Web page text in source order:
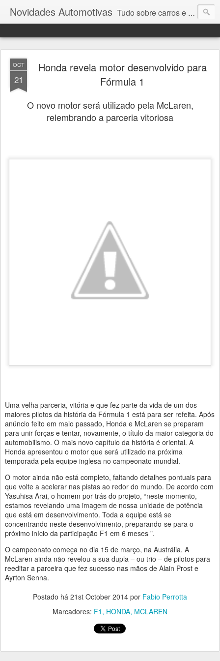
Novidades Automotivas Tudo sobre carros e motores
OCT
21
Honda revela motor desenvolvido para
Fórmula 1
O novo motor será utilizado pela McLaren,
relembrando a parceria vitoriosa
Uma velha parceria, vitória e que fez parte da vida de um dos
maiores pilotos da história da Fórmula 1 está para ser refeita. Após
anúncio feito em maio passado, Honda e McLaren se preparam
para unir forças e tentar, novamente, o título da maior categoria do
automobilismo. O mais novo capítulo da história é oriental. A
Honda apresentou o motor que será utilizado na próxima
temporada pela equipe inglesa no campeonato mundial.
O motor ainda não está completo, faltando detalhes pontuais para
que volte a acelerar nas pistas ao redor do mundo. De acordo com
Yasuhisa Arai, o homem por trás do projeto, “neste momento,
estamos revelando uma imagem de nossa unidade de potência
que está em desenvolvimento. Toda a equipe está se
concentrando neste desenvolvimento, preparando-se para o
próximo início da participação F1 em 6 meses ".
O campeonato começa no dia 15 de março, na Austrália. A
McLaren ainda não revelou a sua dupla – ou trio – de pilotos para
reeditar a parceira que fez sucesso nas mãos de Alain Prost e
Ayrton Senna.
Postado há 21st October 2014 por Fabio Perrotta
Marcadores: F1 HONDA MCLAREN